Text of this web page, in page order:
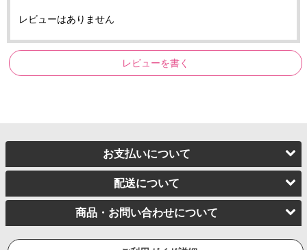
レビューはありません
レビューを書く
お支払いについて
配送について
商品・お問い合わせについて